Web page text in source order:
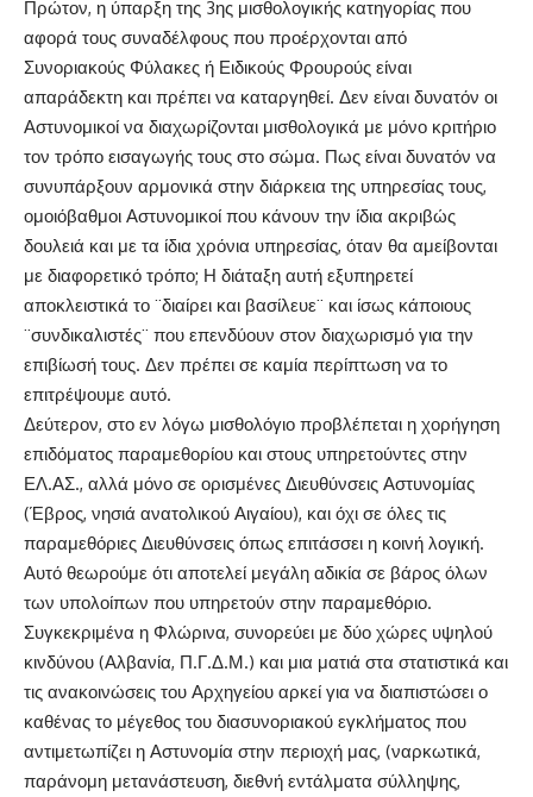
Πρώτον, η ύπαρξη της 3ης μισθολογικής κατηγορίας που
αφορά τους συναδέλφους που προέρχονται από
Συνοριακούς Φύλακες ή Ειδικούς Φρουρούς είναι
απαράδεκτη και πρέπει να καταργηθεί. Δεν είναι δυνατόν οι
Αστυνομικοί να διαχωρίζονται μισθολογικά με μόνο κριτήριο
τον τρόπο εισαγωγής τους στο σώμα. Πως είναι δυνατόν να
συνυπάρξουν αρμονικά στην διάρκεια της υπηρεσίας τους,
ομοιόβαθμοι Αστυνομικοί που κάνουν την ίδια ακριβώς
δουλειά και με τα ίδια χρόνια υπηρεσίας, όταν θα αμείβονται
με διαφορετικό τρόπο; Η διάταξη αυτή εξυπηρετεί
αποκλειστικά το ¨διαίρει και βασίλευε¨ και ίσως κάποιους
¨συνδικαλιστές¨ που επενδύουν στον διαχωρισμό για την
επιβίωσή τους. Δεν πρέπει σε καμία περίπτωση να το
επιτρέψουμε αυτό.
Δεύτερον, στο εν λόγω μισθολόγιο προβλέπεται η χορήγηση
επιδόματος παραμεθορίου και στους υπηρετούντες στην
ΕΛ.ΑΣ., αλλά μόνο σε ορισμένες Διευθύνσεις Αστυνομίας
(Έβρος, νησιά ανατολικού Αιγαίου), και όχι σε όλες τις
παραμεθόριες Διευθύνσεις όπως επιτάσσει η κοινή λογική.
Αυτό θεωρούμε ότι αποτελεί μεγάλη αδικία σε βάρος όλων
των υπολοίπων που υπηρετούν στην παραμεθόριο.
Συγκεκριμένα η Φλώρινα, συνορεύει με δύο χώρες υψηλού
κινδύνου (Αλβανία, Π.Γ.Δ.Μ.) και μια ματιά στα στατιστικά και
τις ανακοινώσεις του Αρχηγείου αρκεί για να διαπιστώσει ο
καθένας το μέγεθος του διασυνοριακού εγκλήματος που
αντιμετωπίζει η Αστυνομία στην περιοχή μας, (ναρκωτικά,
παράνομη μετανάστευση, διεθνή εντάλματα σύλληψης,